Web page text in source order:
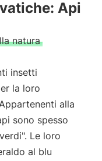
Api
natura
insetti
la loro
alla
sono spesso
Le loro
al blu